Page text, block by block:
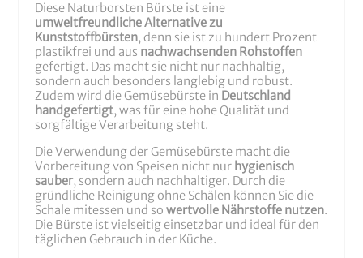
Diese Naturborsten Bürste ist eine
umweltfreundliche Alternative zu
Kunststoffbürsten, denn sie ist zu hundert Prozent
plastikfrei und aus nachwachsenden Rohstoffen
gefertigt. Das macht sie nicht nur nachhaltig,
sondern auch besonders langlebig und robust.
Zudem wird die Gemüsebürste in Deutschland
handgefertigt, was für eine hohe Qualität und
sorgfältige Verarbeitung steht.
Die Verwendung der Gemüsebürste macht die
Vorbereitung von Speisen nicht nur hygienisch
sauber, sondern auch nachhaltiger. Durch die
gründliche Reinigung ohne Schälen können Sie die
Schale mitessen und sowertvolle Nährstoffe nutzen.
Die Bürste ist vielseitig einsetzbar und ideal für den
täglichen Gebrauch in der Küche.